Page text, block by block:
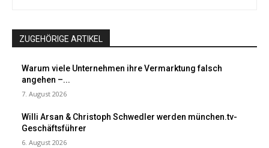
ZUGEHÖRIGE ARTIKEL
Warum viele Unternehmen ihre Vermarktung falsch
angehen –...
7. August 2026
Willi Arsan & Christoph Schwedler werden münchen.tv-
Geschäftsführer
6. August 2026